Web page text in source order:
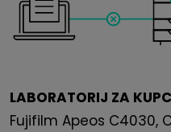
LABORATORIJ ZA
Fujifilm Apeos C4030,